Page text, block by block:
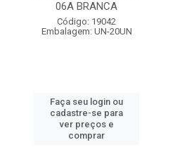
06A BRANCA
Código: 19042
Embalagem: UN-20UN
Faça seu login ou
cadastre-se para
ver preços e
comprar